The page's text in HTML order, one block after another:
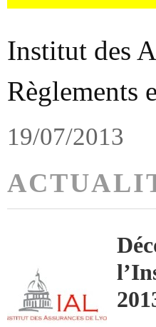
Institut des
Règlements
19/07/2013